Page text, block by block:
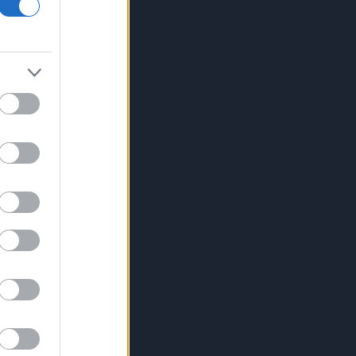
σε αεροδρόμιο
Καναδάς: Σε κατάσταση έκτακτης
ανάγκης κηρύχθηκε η επαρχία της
Κολομβίας εξαιτίας των
Ο καρκίνος του Τζο Μπάιντεν
έχει εξαπλωθεί δηλώνει ο γιος του
Κέρκυρα: Οι top παραλίες που πρέπει
επισκεφθείτε
Δεν είναι απλά
trend αλλά τρόπος ζωής
Η επίθεση στη Hugging Face
την έναρξη μιας
και τράπεζες οδηγούν την